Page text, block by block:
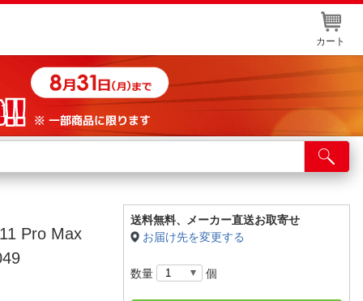
カート
舗サービス
ト取り置き
情報・店舗一覧
Pro Max
送料無料、
メーカー直送お取寄せ
お届け先を変更する
数量 個